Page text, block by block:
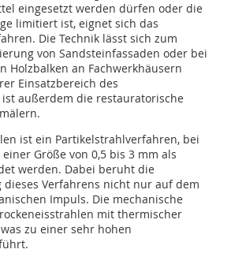
eingesetzt werden dürfen oder die
limitiert ist, eignet sich das
Die Technik lässt sich zum
von Sandsteinfassaden oder bei
Holzbalken an Fachwerkhäusern
Einsatzbereich des
außerdem die restauratorische
ist ein Partikelstrahlverfahren, bei
Größe von 0,5 bis 3 mm als
werden. Dabei beruht die
Verfahrens nicht nur auf dem
Impuls. Die mechanische
mit thermischer
zu einer sehr hohen